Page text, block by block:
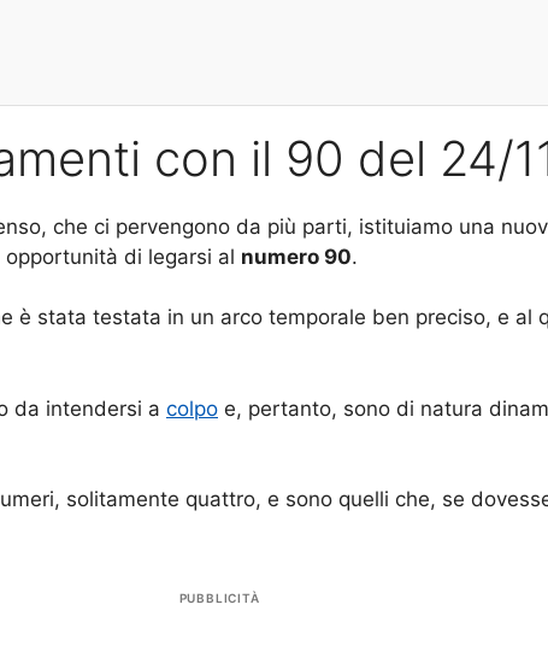
con il 90 del 24/
che ci pervengono da più parti, istituiamo una
di legarsi al numero 90.
è stata testata in un arco temporale ben preciso, e al
da intendersi a colpo e, pertanto, sono di natura
solitamente quattro, e sono quelli che, se
PUBBLICITÀ